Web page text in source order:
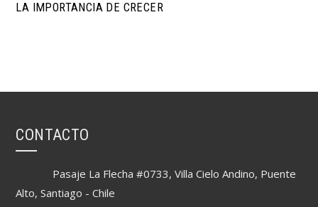
LA IMPORTANCIA DE CRECER
CONTACTO
Pasaje La Flecha #0733, Villa Cielo Andino, Puente
Alto, Santiago - Chile